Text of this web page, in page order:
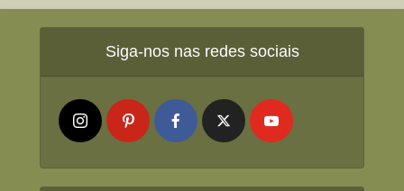
Siga-nos nas redes sociais